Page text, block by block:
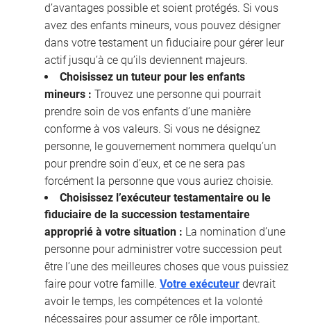
d’avantages possible et soient protégés. Si vous
avez des enfants mineurs, vous pouvez désigner
dans votre testament un fiduciaire pour gérer leur
actif jusqu’à ce qu’ils deviennent majeurs.
Choisissez un tuteur pour les enfants
mineurs : Trouvez une personne qui pourrait
prendre soin de vos enfants d’une manière
conforme à vos valeurs. Si vous ne désignez
personne, le gouvernement nommera quelqu’un
pour prendre soin d’eux, et ce ne sera pas
forcément la personne que vous auriez choisie.
Choisissez l’exécuteur testamentaire ou le
fiduciaire de la succession testamentaire
approprié à votre situation : La nomination d’une
personne pour administrer votre succession peut
être l’une des meilleures choses que vous puissiez
faire pour votre famille. Votre exécuteur devrait
avoir le temps, les compétences et la volonté
nécessaires pour assumer ce rôle important.